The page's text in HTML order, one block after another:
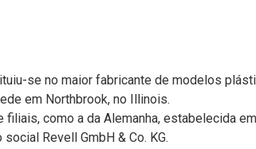
se no maior fabricante de modelos
em Northbrook, no Illinois.
como a da Alemanha, estabelecida
Revell GmbH & Co. KG.